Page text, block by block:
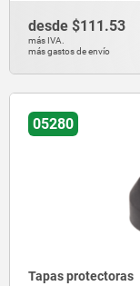
desde $111.53
más IVA.
más gastos de envío
05280
Tapas protectoras